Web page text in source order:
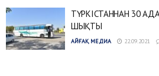
ТҮРКІСТАННАН 30
ШЫҚТЫ
АЙҒАҚ МЕДИА 22.09.2021